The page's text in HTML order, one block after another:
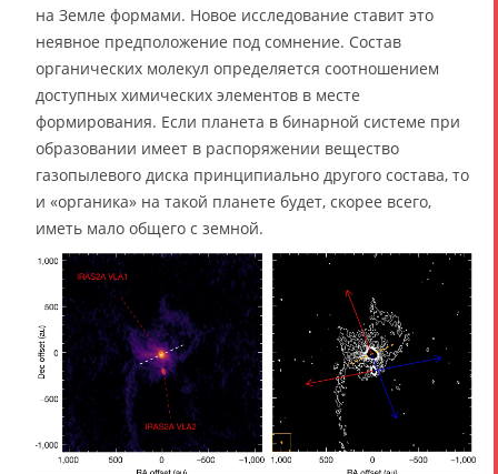
на Земле формами. Новое исследование ставит это
неявное предположение под сомнение. Состав
органических молекул определяется соотношением
доступных химических элементов в месте
формирования. Если планета в бинарной системе при
образовании имеет в распоряжении вещество
газопылевого диска принципиально другого состава, то
и «органика» на такой планете будет, скорее всего,
иметь мало общего с земной.